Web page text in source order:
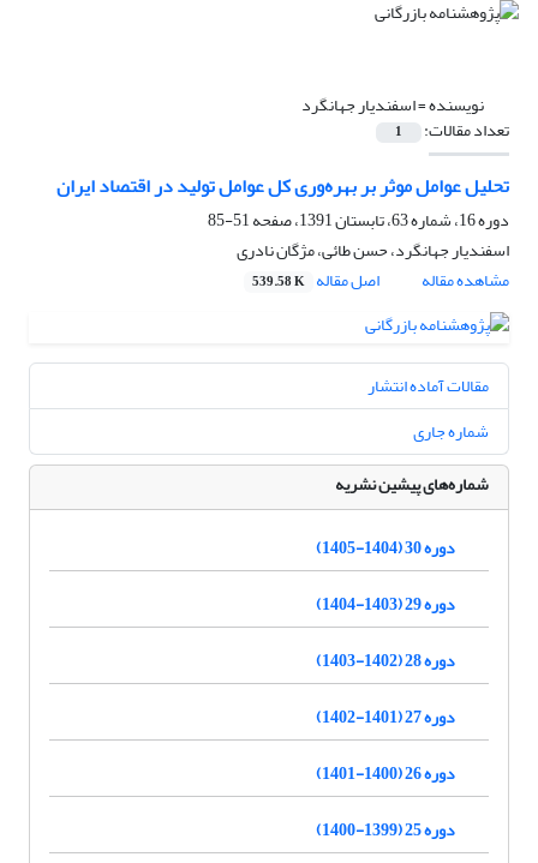
نویسنده =اسفندیار جهانگرد
تعداد مقالات: 1
تحلیل عوامل موثر بر بهره‌وری کل عوامل تولید در اقتصاد ایران
دوره 16، شماره 63، تابستان 1391، صفحه
51-85
اسفندیار جهانگرد، حسن طائی، مژگان نادری
مشاهده مقاله
اصل مقاله 539.58 K
مقالات آماده انتشار
شماره جاری
شماره‌های پیشین نشریه
دوره 30 (1404-1405)
دوره 29 (1403-1404)
دوره 28 (1402-1403)
دوره 27 (1401-1402)
دوره 26 (1400-1401)
دوره 25 (1399-1400)